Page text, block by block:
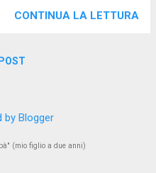
perché anch’essi pesano.
un rovescio d’un destino di
Sono sentinelle mute e
come pelli di biscia a
CONTINUA LA LETTURA
by Blogger
(mio figlio a due anni)